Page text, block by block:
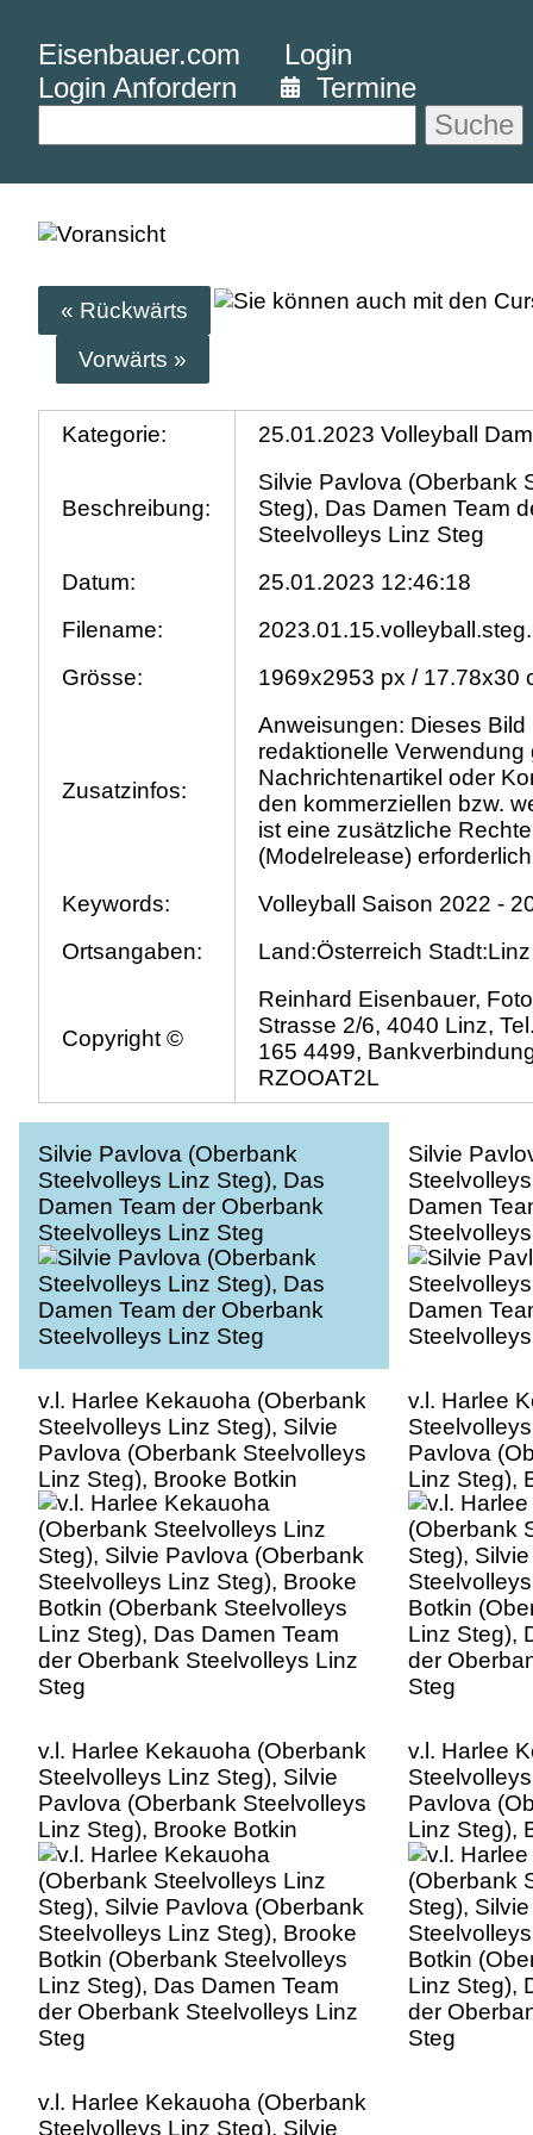
Eisenbauer.com
Login
Login Anfordern
Termine
Suche
« Rückwärts
Vorwärts »
Kategorie: 25.01.2023 Volleyball
Beschreibung:
Silvie Pavlova (Oberbank
Steg), Das Damen Team
Steelvolleys Linz Steg
Datum:
25.01.2023 12:46:18
Filename:
Grösse:
1969x2953 px / 17.78x30
Zusatzinfos:
Anweisungen: Dieses Bild
redaktionelle Verwendung
Nachrichtenartikel oder
den kommerziellen bzw.
ist eine zusätzliche
(Modelrelease)
Keywords:
Volleyball Saison 2022 -
Ortsangaben:
Land:Österreich Stadt:Linz
Copyright ©
Reinhard Eisenbauer,
Strasse 2/6, 4040 Linz,
165 4499,
RZOOAT2L
Silvie Pavlova (Oberbank
Steelvolleys Linz Steg), Das
Damen Team der Oberbank
Steelvolleys Linz Steg
Silvie
Damen
v.l. Harlee Kekauoha (Oberbank
Steelvolleys Linz Steg), Silvie
Pavlova (Oberbank Steelvolleys
Linz Steg), Brooke Botkin
(Oberbank Steelvolleys Linz
Steg), Das Damen Team der
Oberbank Steelvolleys Linz
Steg
v.l. Harlee
Pavlova
Linz Steg),
(Oberbank
Steg), Das
Oberbank
Steg
v.l. Harlee Kekauoha (Oberbank
Steelvolleys Linz Steg), Silvie
Pavlova (Oberbank Steelvolleys
Linz Steg), Brooke Botkin
(Oberbank Steelvolleys Linz
Steg), Das Damen Team der
Oberbank Steelvolleys Linz
Steg
v.l. Harlee
Pavlova
Linz Steg),
(Oberbank
Steg), Das
Oberbank
Steg
v.l. Harlee Kekauoha (Oberbank
Steelvolleys Linz Steg), Silvie